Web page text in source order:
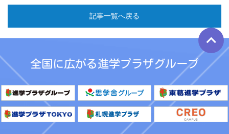
記事一覧へ戻る
keyboard_arrow_up
全国に広がる進学プラザグループ